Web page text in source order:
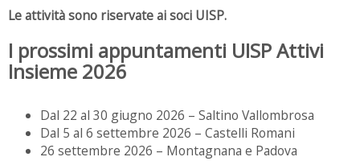
Le attività sono riservate ai soci UISP.
I prossimi appuntamenti UISP Attivi
Insieme 2026
Dal 22 al 30 giugno 2026 – Saltino Vallombrosa
Dal 5 al 6 settembre 2026 – Castelli Romani
26 settembre 2026 – Montagnana e Padova